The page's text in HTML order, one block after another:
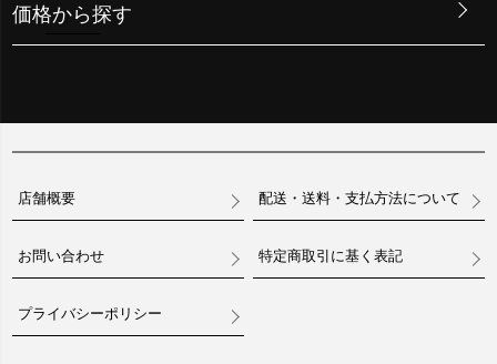
価格から探す
店舗概要 配送・送料・支払方法について
お問い合わせ 特定商取引に基く表記
プライバシーポリシー